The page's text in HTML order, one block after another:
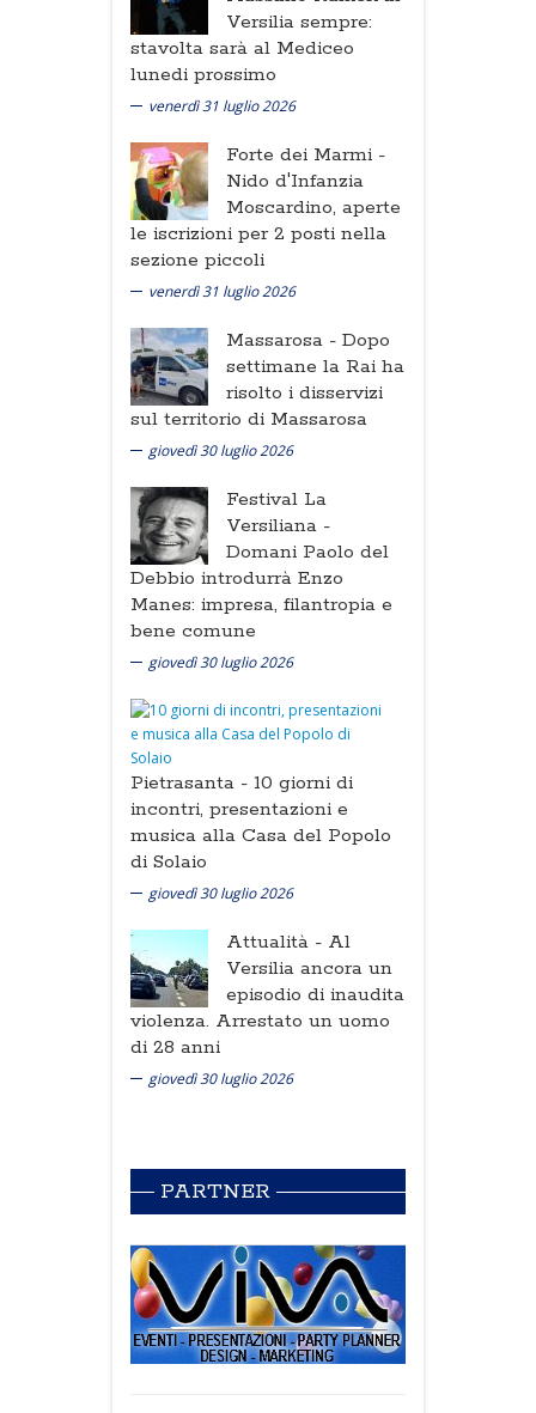
Versilia sempre:
stavolta sarà al Mediceo
lunedi prossimo
venerdì 31 luglio 2026
Forte dei Marmi -
Nido d'Infanzia
Moscardino, aperte
le iscrizioni per 2 posti nella
sezione piccoli
venerdì 31 luglio 2026
Massarosa - Dopo
settimane la Rai ha
risolto i disservizi
sul territorio di Massarosa
giovedì 30 luglio 2026
Festival La
Versiliana -
Domani Paolo del
Debbio introdurrà Enzo
Manes: impresa, filantropia e
bene comune
giovedì 30 luglio 2026
Pietrasanta - 10 giorni di
incontri, presentazioni e
musica alla Casa del Popolo
di Solaio
giovedì 30 luglio 2026
Attualità - Al
Versilia ancora un
episodio di inaudita
violenza. Arrestato un uomo
di 28 anni
giovedì 30 luglio 2026
PARTNER